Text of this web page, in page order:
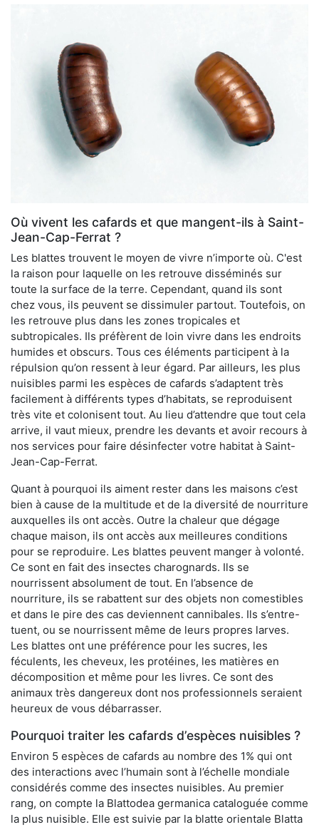
Où vivent les cafards et que mangent-ils à Saint-
Jean-Cap-Ferrat ?
Les blattes trouvent le moyen de vivre n’importe où. C'est
la raison pour laquelle on les retrouve disséminés sur
toute la surface de la terre. Cependant, quand ils sont
chez vous, ils peuvent se dissimuler partout. Toutefois, on
les retrouve plus dans les zones tropicales et
subtropicales. Ils préfèrent de loin vivre dans les endroits
humides et obscurs. Tous ces éléments participent à la
répulsion qu’on ressent à leur égard. Par ailleurs, les plus
nuisibles parmi les espèces de cafards s’adaptent très
facilement à différents types d’habitats, se reproduisent
très vite et colonisent tout. Au lieu d’attendre que tout cela
arrive, il vaut mieux, prendre les devants et avoir recours à
nos services pour faire désinfecter votre habitat à Saint-
Jean-Cap-Ferrat.
Quant à pourquoi ils aiment rester dans les maisons c’est
bien à cause de la multitude et de la diversité de nourriture
auxquelles ils ont accès. Outre la chaleur que dégage
chaque maison, ils ont accès aux meilleures conditions
pour se reproduire. Les blattes peuvent manger à volonté.
Ce sont en fait des insectes charognards. Ils se
nourrissent absolument de tout. En l’absence de
nourriture, ils se rabattent sur des objets non comestibles
et dans le pire des cas deviennent cannibales. Ils s’entre-
tuent, ou se nourrissent même de leurs propres larves.
Les blattes ont une préférence pour les sucres, les
féculents, les cheveux, les protéines, les matières en
décomposition et même pour les livres. Ce sont des
animaux très dangereux dont nos professionnels seraient
heureux de vous débarrasser.
Pourquoi traiter les cafards d’espèces nuisibles ?
Environ 5 espèces de cafards au nombre des 1% qui ont
des interactions avec l’humain sont à l’échelle mondiale
considérés comme des insectes nuisibles. Au premier
rang, on compte la Blattodea germanica cataloguée comme
la plus nuisible. Elle est suivie par la blatte orientale Blatta